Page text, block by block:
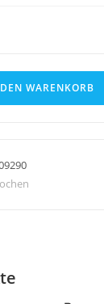
WARENKORB